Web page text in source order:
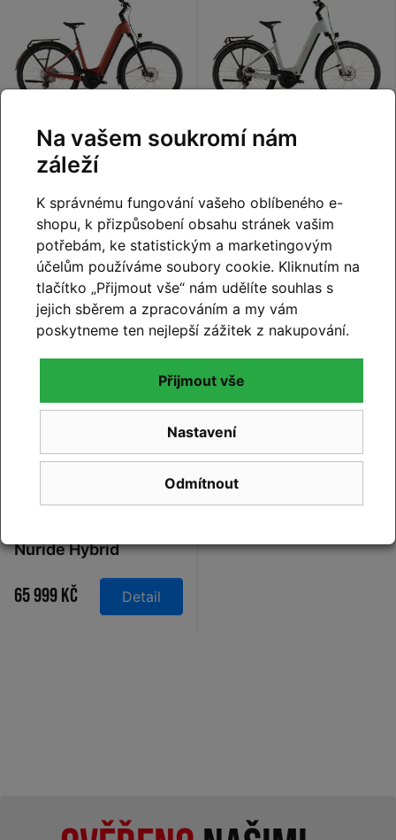
XS - 46cm,S - 50cm ,M -
,L - 58cm
Elektrokolo Cube
Nuride Hybrid Pro
800 Easy Entry chilli
´n´black 2026
81 999 Kč Detail
XS - 46cm,S - 50cm
Nuride Hybrid
Performance 600
Easy Entry
desertstone´n´grey
2026
65 999 Kč Detail
Na dotaz
M -
54cm,L - 58cm,XL - 62cm
Nuride Hybrid
Easy Entry slabgrey´n
´black 2026
65 999 Kč Detail
Na vašem soukromí nám
záleží
K správnému fungování vašeho oblíbeného e-
shopu, k přizpůsobení obsahu stránek vašim
potřebám, ke statistickým a marketingovým
účelům používáme soubory cookie. Kliknutím na
tlačítko „Přijmout vše“ nám udělíte souhlas s
jejich sběrem a zpracováním a my vám
poskytneme ten nejlepší zážitek z nakupování.
Odmítnout
Nastavení
Přijmout vše